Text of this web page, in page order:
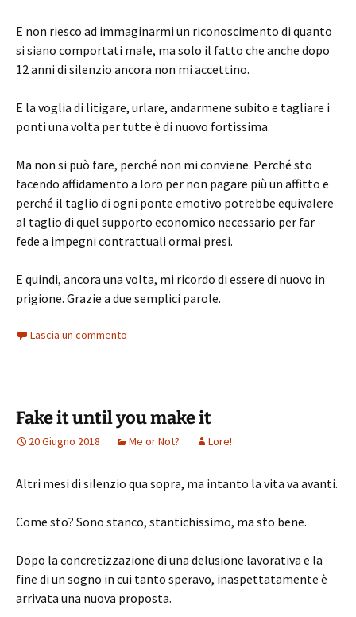
E non riesco ad immaginarmi un riconoscimento di quanto
si siano comportati male, ma solo il fatto che anche dopo
12 anni di silenzio ancora non mi accettino.
E la voglia di litigare, urlare, andarmene subito e tagliare i
ponti una volta per tutte è di nuovo fortissima.
Ma non si può fare, perché non mi conviene. Perché sto
facendo affidamento a loro per non pagare più un affitto e
perché il taglio di ogni ponte emotivo potrebbe equivalere
al taglio di quel supporto economico necessario per far
fede a impegni contrattuali ormai presi.
E quindi, ancora una volta, mi ricordo di essere di nuovo in
prigione. Grazie a due semplici parole.
Lascia un commento
Fake it until you make it
20 Giugno 2018 Me or Not? Lore!
Altri mesi di silenzio qua sopra, ma intanto la vita va avanti.
Come sto? Sono stanco, stantichissimo, ma sto bene.
Dopo la concretizzazione di una delusione lavorativa e la
fine di un sogno in cui tanto speravo, inaspettatamente è
arrivata una nuova proposta.